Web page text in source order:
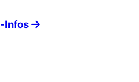
Infos